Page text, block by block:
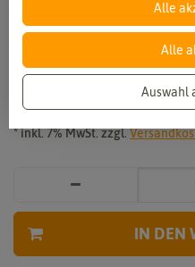
Tagetes Giant
1,99 €
* inkl. 7% MwSt. zzgl.
IN DEN
Alle
Alle
Auswahl